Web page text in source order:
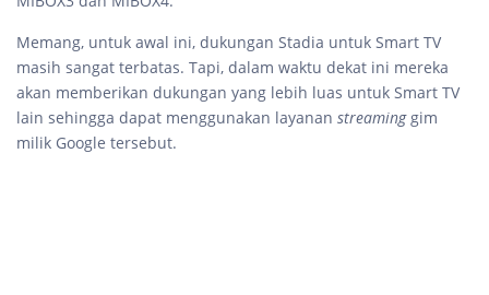
Memang, untuk awal ini, dukungan Stadia untuk Smart TV
masih sangat terbatas. Tapi, dalam waktu dekat ini mereka
akan memberikan dukungan yang lebih luas untuk Smart TV
lain sehingga dapat menggunakan layanan streaminggim
milik Google tersebut.